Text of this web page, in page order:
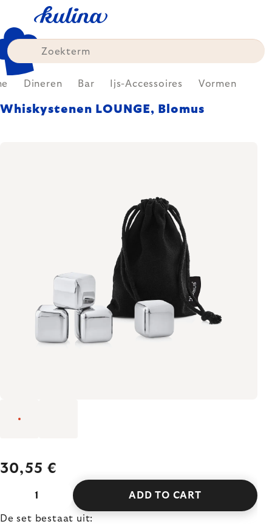
content
Dineren Bar Ijs-Accessoires Vormen
Whiskystenen LOUNGE, Blomus
30,55 €
ADD TO CART
De set bestaat uit: